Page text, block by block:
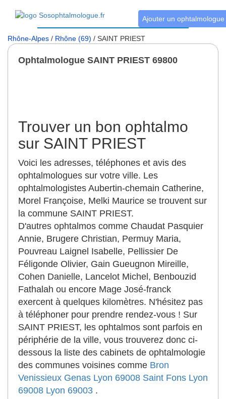
Ajouter un ophtalmologue
Rhône-Alpes / Rhône (69) / SAINT PRIEST
Ophtalmologue SAINT PRIEST 69800
Trouver un bon ophtalmo
sur SAINT PRIEST
Voici les adresses, téléphones et avis des
ophtalmologues sur votre ville. Les
ophtalmologistes Aubertin-chemain Catherine,
Morel Françoise, Melki Maurice se trouvent sur
la commune SAINT PRIEST.
D'autres ophtalmos comme Chaudat Pasquier
Annie, Brugere Christian, Permuy Maria,
Pouvreau Laignel Isabelle, Pellissier De
Féligonde Olivier, Gain Gueugnon Mireille,
Cohen Danielle, Lancelot Michel, Benbouzid
Fathalah ou encore Mage José-franck
exercent à quelques kilomètres. N'hésitez pas
à téléphoner pour prendre rendez-vous ! Sur
SAINT PRIEST, les ophtalmos sont parfois en
périphérie de la ville, vous trouverez donc ci-
dessous la liste des cabinets de ophtalmologie
des communes voisines comme Bron
Venissieux Genas Lyon 69008 Saint Fons Lyon
69008 Lyon 69003 .